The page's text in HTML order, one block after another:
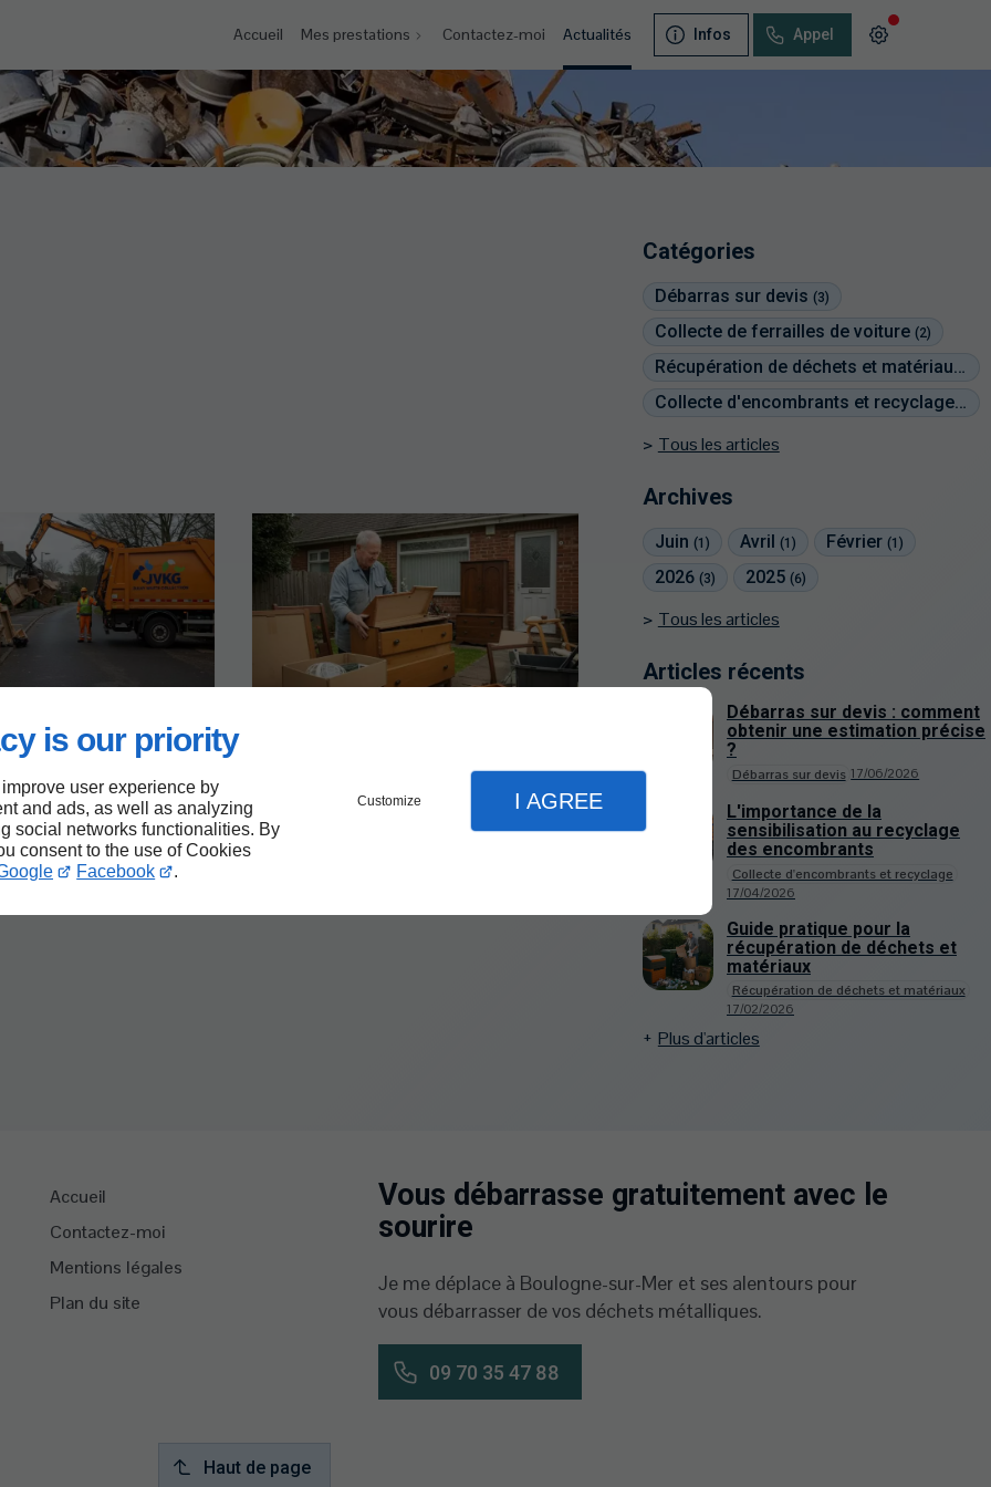
is our priority
user experience by
and ads, as well as analyzing
social networks functionalities. By
consent to the use of Cookies
Facebook .
Customize I AGREE
Accueil Mes prestations Contactez-moi Actualités Infos Appel
Catégories
Débarras sur devis (3)
Collecte de ferrailles de voiture (2)
Récupération de déchets et matériaux
Collecte d'encombrants et recyclage(2)
Tous les articles
Archives
Juin (1) Avril(1) Février(1)
2026 (3) 2025(6)
Tous les articles
Articles récents
Débarras sur devis 17/06/2026
Débarras sur devis : comment
obtenir une estimation précise
?
Collecte d'encombrants et recyclage
17/04/2026
L'importance de la
sensibilisation au recyclage
des encombrants
Récupération de déchets et matériaux
17/02/2026
Guide pratique pour la
récupération de déchets et
matériaux
Plus d'articles
de la
au recyclage
Accueil
Contactez-moi
Mentions légales
Plan du site
Vous débarrasse gratuitement avec le
sourire
Je me déplace à Boulogne-sur-Mer et ses alentours pour
vous débarrasser de vos déchets métalliques.
09 70 35 47 88
Haut de page